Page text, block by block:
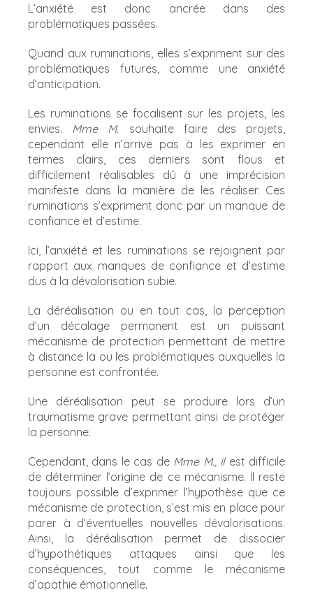
L’anxiété est donc ancrée dans des
problématiques passées.
Quand aux ruminations, elles s’expriment sur des
problématiques futures, comme une anxiété
d’anticipation.
Les ruminations se focalisent sur les projets, les
envies. Mme M. souhaite faire des projets,
cependant elle n’arrive pas à les exprimer en
termes clairs, ces derniers sont flous et
difficilement réalisables dû à une imprécision
manifeste dans la manière de les réaliser. Ces
ruminations s’expriment donc par un manque de
confiance et d’estime.
Ici, l’anxiété et les ruminations se rejoignent par
rapport aux manques de confiance et d’estime
dus à la dévalorisation subie.
La déréalisation ou en tout cas, la perception
d’un décalage permanent est un puissant
mécanisme de protection permettant de mettre
à distance la ou les problématiques auxquelles la
personne est confrontée.
Une déréalisation peut se produire lors d’un
traumatisme grave permettant ainsi de protéger
la personne.
Cependant, dans le cas de Mme M., ilest difficile
de déterminer l’origine de ce mécanisme. Il reste
toujours possible d’exprimer l’hypothèse que ce
mécanisme de protection, s’est mis en place pour
parer à d’éventuelles nouvelles dévalorisations.
Ainsi, la déréalisation permet de dissocier
d’hypothétiques attaques ainsi que les
conséquences, tout comme le mécanisme
d’apathie émotionnelle.